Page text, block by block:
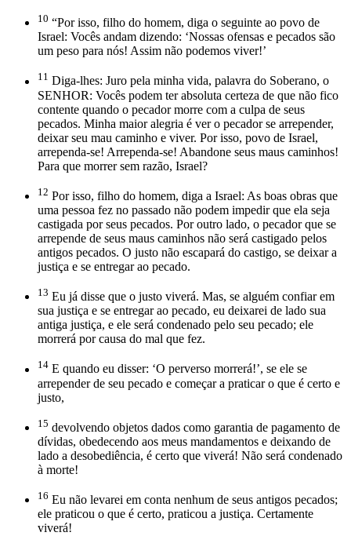
10 “Por isso, filho do homem, diga o seguinte ao povo de
Israel: Vocês andam dizendo: ‘Nossas ofensas e pecados são
um peso para nós! Assim não podemos viver!’
11 Diga-lhes: Juro pela minha vida, palavra do Soberano, o
SENHOR: Vocês podem ter absoluta certeza de que não fico
contente quando o pecador morre com a culpa de seus
pecados. Minha maior alegria é ver o pecador se arrepender,
deixar seu mau caminho e viver. Por isso, povo de Israel,
arrependa-se! Arrependa-se! Abandone seus maus caminhos!
Para que morrer sem razão, Israel?
12 Por isso, filho do homem, diga a Israel: As boas obras que
uma pessoa fez no passado não podem impedir que ela seja
castigada por seus pecados. Por outro lado, o pecador que se
arrepende de seus maus caminhos não será castigado pelos
antigos pecados. O justo não escapará do castigo, se deixar a
justiça e se entregar ao pecado.
13 Eu já disse que o justo viverá. Mas, se alguém confiar em
sua justiça e se entregar ao pecado, eu deixarei de lado sua
antiga justiça, e ele será condenado pelo seu pecado; ele
morrerá por causa do mal que fez.
14 E quando eu disser: ‘O perverso morrerá!’, se ele se
arrepender de seu pecado e começar a praticar o que é certo e
justo,
15 devolvendo objetos dados como garantia de pagamento de
dívidas, obedecendo aos meus mandamentos e deixando de
lado a desobediência, é certo que viverá! Não será condenado
à morte!
16 Eu não levarei em conta nenhum de seus antigos pecados;
ele praticou o que é certo, praticou a justiça. Certamente
viverá!